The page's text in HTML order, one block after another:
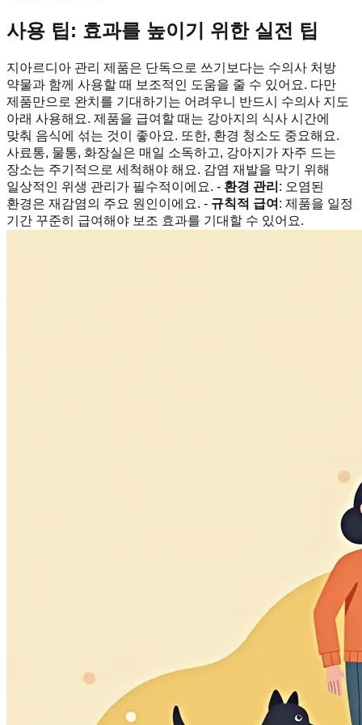
사용 팁: 효과를 높이기 위한 실전 팁
지아르디아 관리 제품은 단독으로 쓰기보다는 수의사 처방
약물과 함께 사용할 때 보조적인 도움을 줄 수 있어요. 다만
제품만으로 완치를 기대하기는 어려우니 반드시 수의사 지도
아래 사용해요. 제품을 급여할 때는 강아지의 식사 시간에
맞춰 음식에 섞는 것이 좋아요. 또한, 환경 청소도 중요해요.
사료통, 물통, 화장실은 매일 소독하고, 강아지가 자주 드는
장소는 주기적으로 세척해야 해요. 감염 재발을 막기 위해
일상적인 위생 관리가 필수적이에요. - 환경 관리 : 오염된
환경은 재감염의 주요 원인이에요. - 규칙적 급여 : 제품을 일정
기간 꾸준히 급여해야 보조 효과를 기대할 수 있어요.